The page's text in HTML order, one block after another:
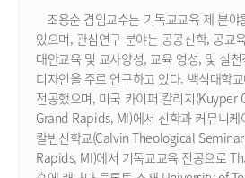
조용순 겸임교수는 기독교교육 제 분야
있으며, 관심연구 분야는 공공신학, 공교
대안교육 및 교사양성, 교육 영성, 및 실
디자인을 주로 연구하고 있다. 백석대학
전공했으며, 미국 카이퍼 칼리지(Kuyper
Grand Rapids, MI)에서 신학과 커뮤니케
칼빈신학교(Calvin Theological
Rapids, MI)에서 기독교교육 전공으로